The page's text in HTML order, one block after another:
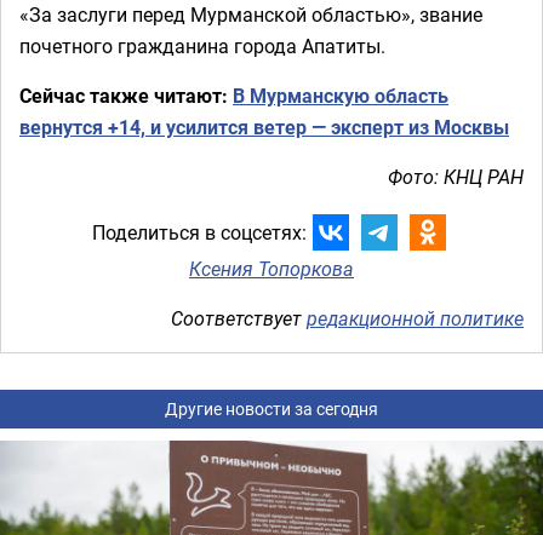
«За заслуги перед Мурманской областью», звание
почетного гражданина города Апатиты.
Сейчас также читают: В Мурманскую область
вернутся +14, и усилится ветер — эксперт из Москвы
Фото: КНЦ РАН
Поделиться в соцсетях:
Ксения Топоркова
Соответствуетредакционной политике
Другие новости за сегодня